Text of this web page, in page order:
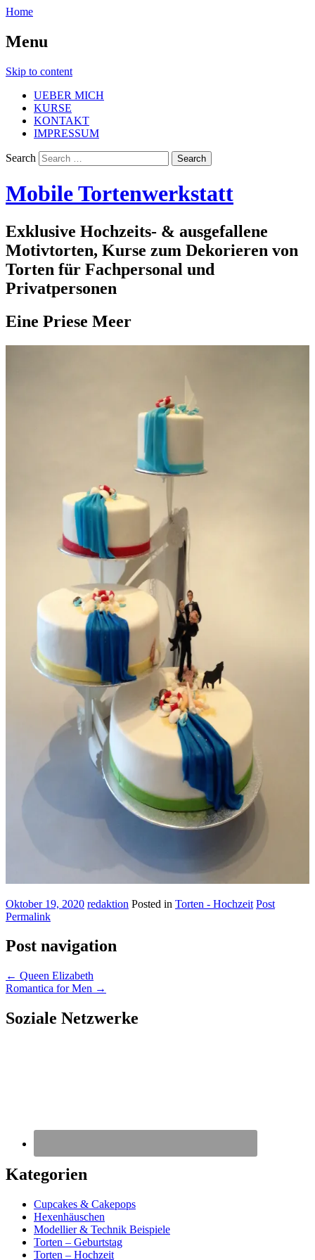
Home
Menu
Skip to content
UEBER MICH
KURSE
KONTAKT
IMPRESSUM
Search
Mobile Tortenwerkstatt
Exklusive Hochzeits- & ausgefallene
Motivtorten, Kurse zum Dekorieren von
Torten für Fachpersonal und
Privatpersonen
Eine Priese Meer
Oktober 19, 2020 redaktion Posted in Torten - Hochzeit Post
Permalink
Post navigation
← Queen Elizabeth
Romantica for Men →
Soziale Netzwerke
Kategorien
Cupcakes & Cakepops
Hexenhäuschen
Modellier & Technik Beispiele
Torten – Geburtstag
Torten – Hochzeit